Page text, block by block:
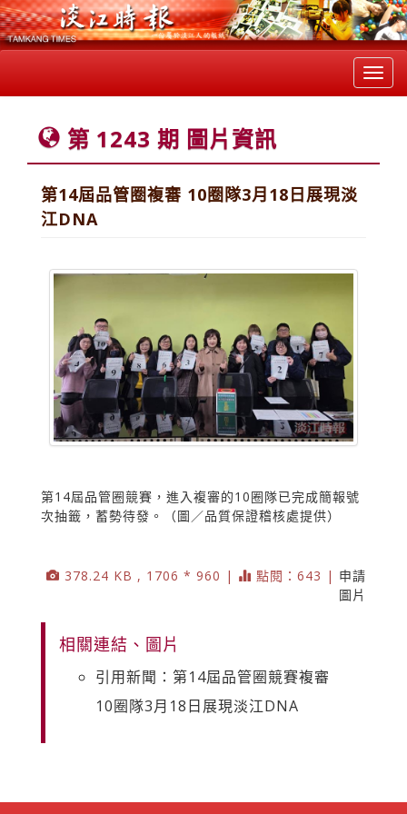
第 1243 期 圖片資訊
第14屆品管圈複審 10圈隊3月18日展現淡
江DNA
第14屆品管圈競賽，進入複審的10圈隊已完成簡報號
次抽籤，蓄勢待發。（圖／品質保證稽核處提供）
378.24 KB , 1706 * 960 | 點閱：643 | 申請
圖片
相關連結、圖片
引用新聞：第14屆品管圈競賽複審
10圈隊3月18日展現淡江DNA